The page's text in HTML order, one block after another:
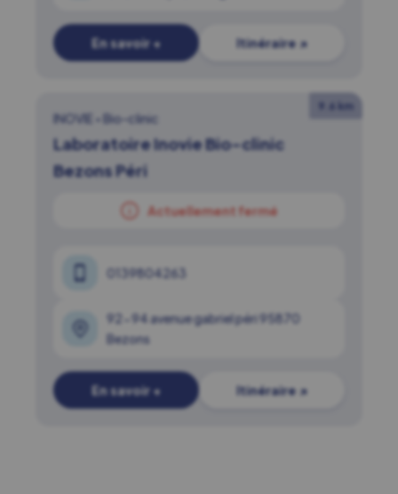
En savoir + Itinéraire ↗
9.6 km
INOVIE • Bio-clinic
Laboratoire Inovie Bio-clinic
Bezons Péri
Actuellement fermé
0139804263
92-94 avenue gabriel péri 95870
Bezons
En savoir + Itinéraire ↗